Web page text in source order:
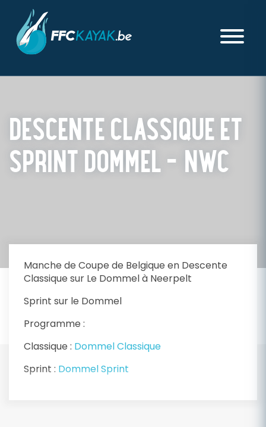
DESCENTE CLASSIQUE ET
SPRINT DOMMEL – NWC
Manche de Coupe de Belgique en Descente
Classique sur Le Dommel à Neerpelt
Sprint sur le Dommel
Programme :
Classique : Dommel Classique
Sprint : Dommel Sprint